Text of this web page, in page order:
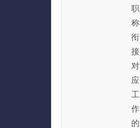
职
称
衔
接
对
应
工
作
的